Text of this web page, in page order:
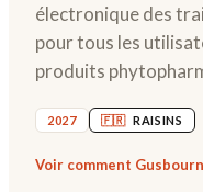
électronique des
pour tous les
produits
2027 🇫🇷 RAISINS
Voir comment